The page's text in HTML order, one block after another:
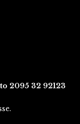
2095 32 92123